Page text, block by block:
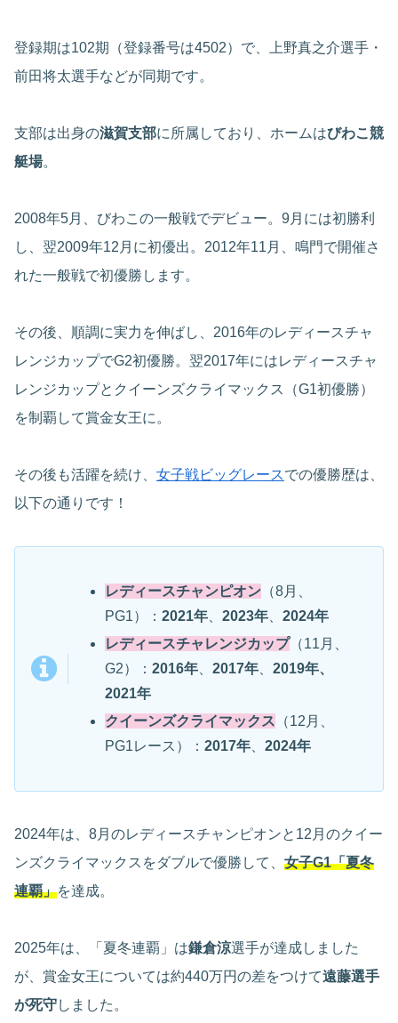
登録期は102期（登録番号は4502）で、上野真之介選手・
前田将太選手などが同期です。
支部は出身の滋賀支部に所属しており、ホームはびわこ競
艇場。
2008年5月、びわこの一般戦でデビュー。9月には初勝利
し、翌2009年12月に初優出。2012年11月、鳴門で開催さ
れた一般戦で初優勝します。
その後、順調に実力を伸ばし、2016年のレディースチャ
レンジカップでG2初優勝。翌2017年にはレディースチャ
レンジカップとクイーンズクライマックス（G1初優勝）
を制覇して賞金女王に。
その後も活躍を続け、 女子戦ビッグレースでの優勝歴は、
以下の通りです！
レディースチャンピオン （8月、
PG1）：2021年 、2023年 、2024年
レディースチャレンジカップ（11月、
G2）：2016年 、2017年 、2019年、
2021年
クイーンズクライマックス （12月、
PG1レース）：2017年、2024年
2024年は、8月のレディースチャンピオンと12月のクイー
ンズクライマックスをダブルで優勝して、 女子G1「夏冬
連覇」を達成。
2025年は、「夏冬連覇」は鎌倉涼選手が達成しました
が、賞金女王については約440万円の差をつけて遠藤選手
が死守しました。